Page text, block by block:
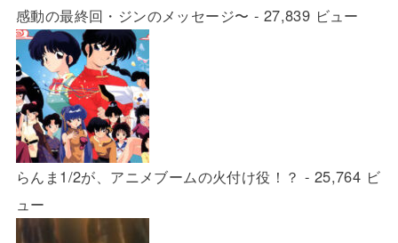
感動の最終回・ジンのメッセージ〜 - 27,839 ビュー
らんま1/2が、アニメブームの火付け役！？ - 25,764 ビ
ュー